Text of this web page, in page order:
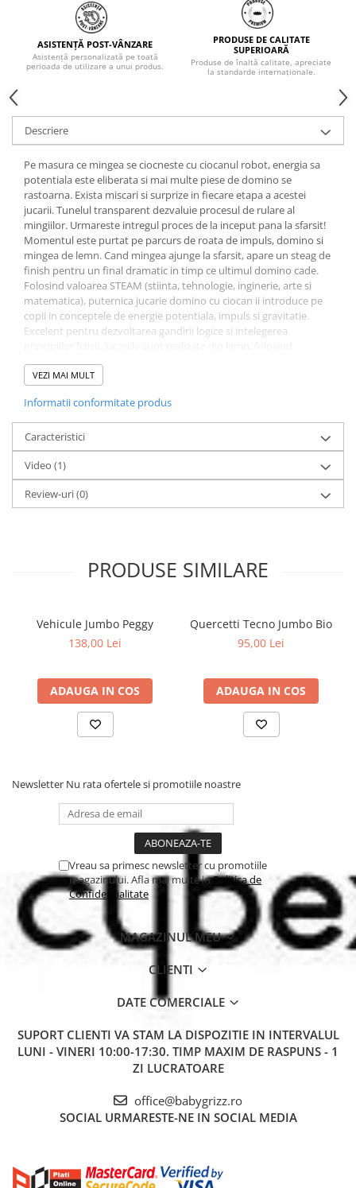
ASISTENȚĂ POST-VÂNZARE
Asistență personalizată pe toată
perioada de utilizare a unui produs.
PRODUSE DE CALITATE
SUPERIOARĂ
Produse de înaltă calitate, apreciate
la standarde internaționale.
Descriere
Pe masura ce mingea se ciocneste cu ciocanul robot, energia sa
potentiala este eliberata si mai multe piese de domino se
rastoarna. Exista miscari si surprize in fiecare etapa a acestei
jucarii. Tunelul transparent dezvaluie procesul de rulare al
mingiilor. Urmareste intregul proces de la inceput pana la sfarsit!
Momentul este purtat pe parcurs de roata de impuls, domino si
mingea de lemn. Cand mingea ajunge la sfarsit, apare un steag de
finish pentru un final dramatic in timp ce ultimul domino cade.
Folosind valoarea STEAM (stiinta, tehnologie, inginerie, arte si
matematica), puternica jucarie domino cu ciocan ii introduce pe
copii in conceptele de energie potentiala, impuls si gravitatie.
Excelent pentru dezvoltarea gandirii logice si intelegerea
materiale ecologice, vopsite in culori atragatoare cu vopsele
nontoxice, care depasesc cele mai inalte si stricte standarde
ASTM F963 si altele. Dimensiuni cutie: L: 36, l: 9, H: 24 cm.
VEZI MAI MULT
Informatii conformitate produs
Caracteristici
Video (1)
Review-uri(0)
PRODUSE SIMILARE
Vehicule Jumbo Peggy
138,00 Lei
ADAUGA IN COS
Quercetti Tecno Jumbo Bio
95,00 Lei
ADAUGA IN COS
Newsletter Nu rata ofertele si promotiile noastre
Vreau sa primesc newsletter cu promotiile
magazinului. Afla mai multe inPolitica de
Confidentialitate
MAGAZINUL MEU
CLIENTI
DATE COMERCIALE
SUPORT CLIENTI VA STAM LA DISPOZITIE IN INTERVALUL
LUNI - VINERI 10:00-17:30. TIMP MAXIM DE RASPUNS - 1
ZI LUCRATOARE
office@babygrizz.ro
SOCIAL URMARESTE-NE IN SOCIAL MEDIA